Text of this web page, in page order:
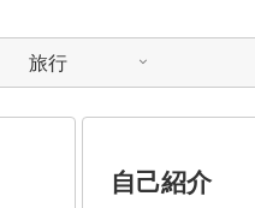
旅行
自己紹介